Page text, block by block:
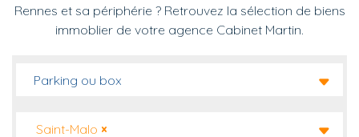
Rennes et sa périphérie ? Retrouvez la sélection de biens
immoblier de votre agence Cabinet Martin.
Parking ou box
×
Saint-Malo